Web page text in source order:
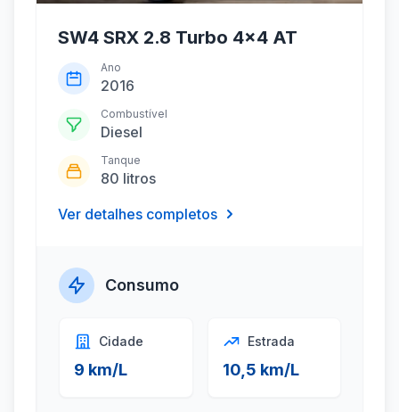
SW4 SRX 2.8 Turbo 4x4 AT
Ano
2016
Combustível
Diesel
Tanque
80 litros
Ver detalhes completos
Consumo
Cidade
9 km/L
Estrada
10,5 km/L